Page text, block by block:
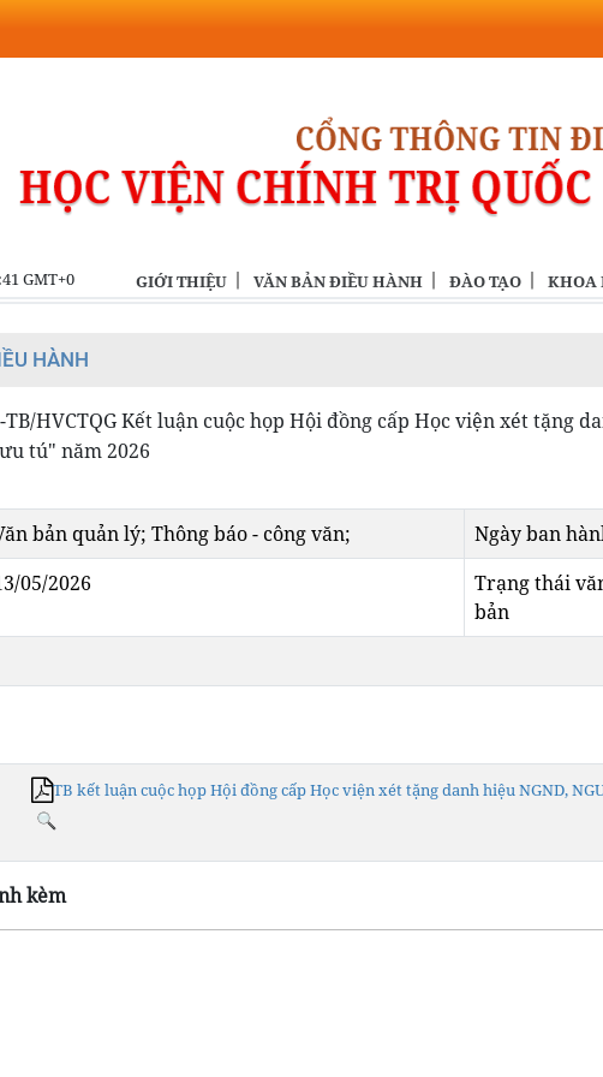
GMT+0 GIỚI THIỆU VĂN BẢN ĐIỀU HÀNH ĐÀO TẠO KHOA
HÀNH
TB/HVCTQG Kết luận cuộc họp Hội đồng cấp Học viện xét tặng
tú" năm 2026
bản quản lý; Thông báo - công văn; Ngày ban
05/2026
Trạng thái
bản
TB kết luận cuộc họp Hội đồng cấp Học viện xét tặng danh hiệu NGND,
kèm